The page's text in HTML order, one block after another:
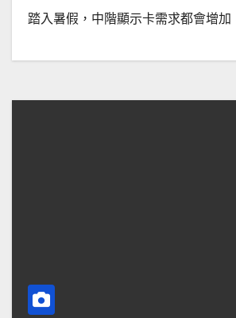
踏入暑假，中階顯示卡需求都會增